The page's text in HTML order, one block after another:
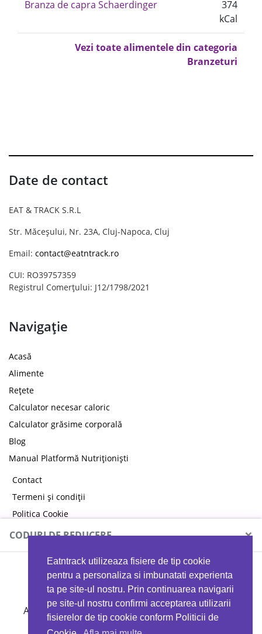
Eatntrack utilizeaza fisiere de tip cookie
pentru a personaliza si imbunatati experienta
ta pe site-ul nostru. Prin continuarea navigarii
pe site-ul nostru confirmi acceptarea utilizarii
fisierelor de tip cookie conform Politicii de
Branza de capra Schaerdinger
374
kCal
Vezi toate alimentele din categoria
Branzeturi
Date de contact
EAT & TRACK S.R.L
Str. Măceșului, Nr. 23A, Cluj-Napoca, Cluj
Email: contact@eatntrack.ro
CUI: RO39757359
Registrul Comerțului: J12/1798/2021
Navigație
Acasă
Alimente
Rețete
Calculator necesar caloric
Calculator grăsime corporală
Blog
Manual Platformă Nutriționiști
Contact
Termeni și condiții
Politica Cookie
Politica de confidențialitate
CODURI DE REDUCERE ×
MYPROTEIN
Ai 40%reducere la orice comandă folosind codul
EATTRACK